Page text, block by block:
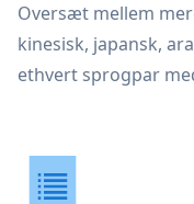
Oversæt mellem
kinesisk, japansk,
ethvert sprogpar